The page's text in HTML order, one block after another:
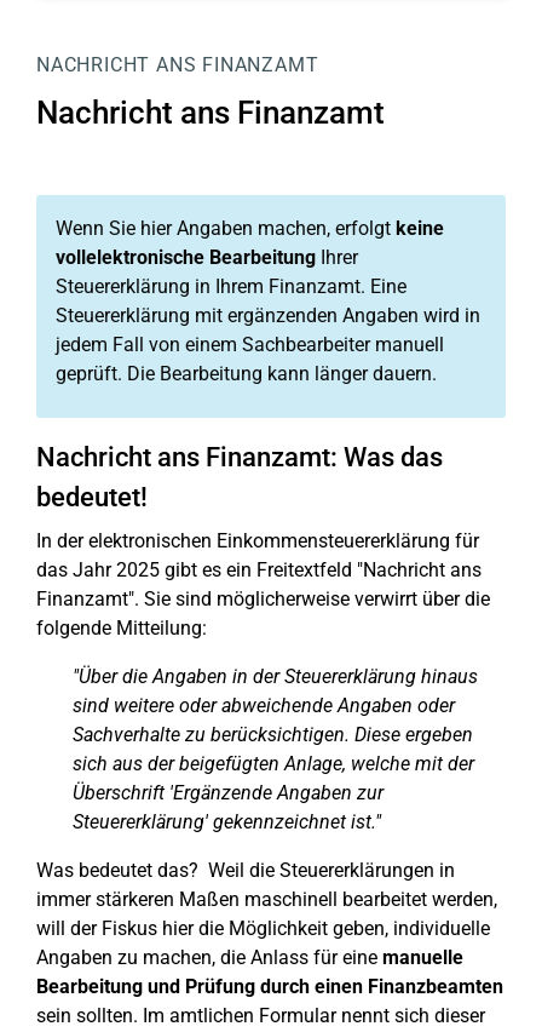
NACHRICHT ANS FINANZAMT
Nachricht ans Finanzamt
Wenn Sie hier Angaben machen, erfolgt keine
vollelektronische Bearbeitung Ihrer
Steuererklärung in Ihrem Finanzamt. Eine
Steuererklärung mit ergänzenden Angaben wird in
jedem Fall von einem Sachbearbeiter manuell
geprüft. Die Bearbeitung kann länger dauern.
Nachricht ans Finanzamt: Was das
bedeutet!
In der elektronischen Einkommensteuererklärung für
das Jahr 2025 gibt es ein Freitextfeld "Nachricht ans
Finanzamt". Sie sind möglicherweise verwirrt über die
folgende Mitteilung:
"Über die Angaben in der Steuererklärung hinaus
sind weitere oder abweichende Angaben oder
Sachverhalte zu berücksichtigen. Diese ergeben
sich aus der beigefügten Anlage, welche mit der
Überschrift 'Ergänzende Angaben zur
Steuererklärung' gekennzeichnet ist."
Was bedeutet das? Weil die Steuererklärungen in
immer stärkeren Maßen maschinell bearbeitet werden,
will der Fiskus hier die Möglichkeit geben, individuelle
Angaben zu machen, die Anlass für eine manuelle
Bearbeitung und Prüfung durch einen Finanzbeamten
sein sollten. Im amtlichen Formular nennt sich dieser